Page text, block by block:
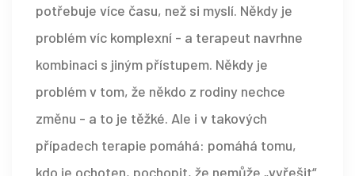
potřebuje více času, než si myslí. Někdy je
problém víc komplexní - a terapeut navrhne
kombinaci s jiným přístupem. Někdy je
problém v tom, že někdo z rodiny nechce
změnu - a to je těžké. Ale i v takových
případech terapie pomáhá: pomáhá tomu,
kdo je ochoten, pochopit, že nemůže „vyřešit“